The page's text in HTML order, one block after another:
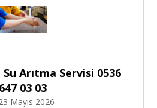
Arıtma Servisi 0536
647 03 03
Mayıs 2026